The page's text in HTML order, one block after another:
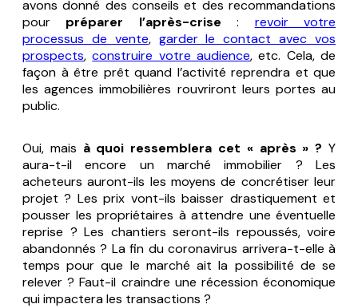
avons donné des conseils et des recommandations
pour préparer l’après-crise : revoir votre
processus de vente, garder le contact avec vos
prospects,construire votre audience, etc. Cela, de
façon à être prêt quand l’activité reprendra et que
les agences immobilières rouvriront leurs portes au
public.
Oui, mais à quoi ressemblera cet « après » ? Y
aura-t-il encore un marché immobilier ? Les
acheteurs auront-ils les moyens de concrétiser leur
projet ? Les prix vont-ils baisser drastiquement et
pousser les propriétaires à attendre une éventuelle
reprise ? Les chantiers seront-ils repoussés, voire
abandonnés ? La fin du coronavirus arrivera-t-elle à
temps pour que le marché ait la possibilité de se
relever ? Faut-il craindre une récession économique
qui impactera les transactions ?